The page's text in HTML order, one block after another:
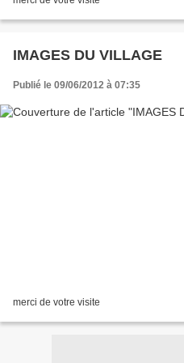
IMAGES DU VILLAGE
Publié le 09/06/2012 à 07:35
merci de votre visite